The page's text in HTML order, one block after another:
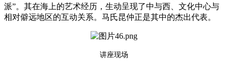
派”。其在海上的艺术经历，生动呈现了中与西、文化中心与
相对僻远地区的互动关系。马氏昆仲正是其中的杰出代表。
讲座现场